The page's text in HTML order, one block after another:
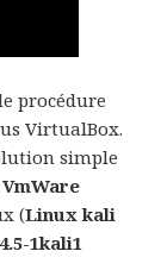
procédure
VirtualBox.
simple
(Linux kali
1kali1